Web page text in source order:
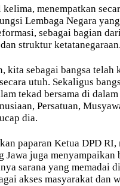
menempatkan
Lembaga Negara
sebagai bagian
struktur ketatanegaraan.
kita sebagai bangsa telah
utuh. Sekaligus
tekad bersama di dalam
Persatuan,
dia.
paparan Ketua DPD RI,
Jawa juga menyampaikan
sarana yang memadai
akses masyarakat dan